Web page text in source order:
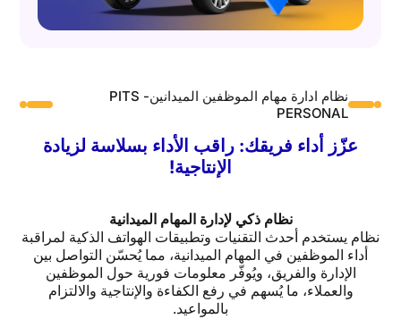
نظام ادارة مهام الموظفين الميدانين- PITS
PERSONAL
عزّز أداء فريقك: راقب الأداء بسلاسة لزيادة
الإنتاجية!
نظام ذكي لإدارة المهام الميدانية
نظام يستخدم أحدث التقنيات وتطبيقات الهواتف الذكية لمراقبة
أداء الموظفين في المهام الميدانية، مما يُحسّن التواصل بين
الإدارة والفريق، ويُوفّر معلومات فورية حول الموظفين
والعملاء، ما يُسهم في رفع الكفاءة والإنتاجية والالتزام
بالمواعيد.